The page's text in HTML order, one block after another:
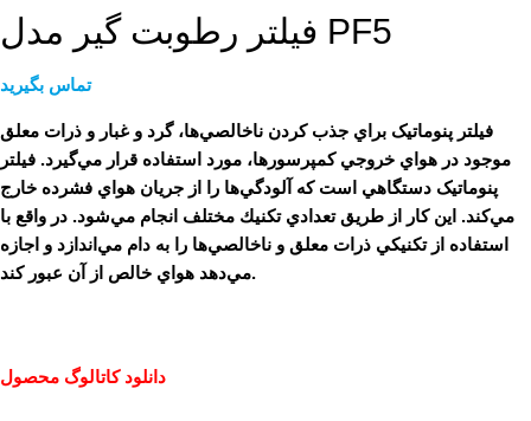
فیلتر رطوبت گیر مدل PF5
تماس بگیرید
فیلتر پنوماتیک براي جذب كردن ناخالصي‌ها، گرد و غبار و ذرات معلق
موجود در هواي خروجي كمپرسورها، مورد استفاده قرار مي‌گيرد. فیلتر
پنوماتیک دستگاهي است كه آلودگي‌ها را از جريان هواي فشرده خارج
مي‌كند. اين كار از طريق تعدادي تكنيك مختلف انجام مي‌شود. در واقع با
استفاده از تكنيكي ذرات معلق و ناخالصي‌ها را به دام مي‌اندازد و اجازه
مي‌دهد هواي خالص از آن عبور كند.
دانلود کاتالوگ محصول